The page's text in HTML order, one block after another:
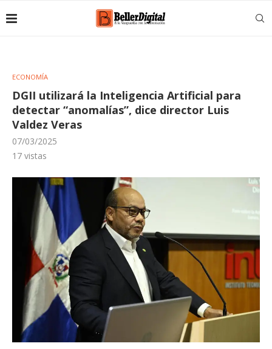
ECONOMÍA
DGII utilizará la Inteligencia Artificial para
detectar “anomalías”, dice director Luis
Valdez Veras
07/03/2025
17 vistas